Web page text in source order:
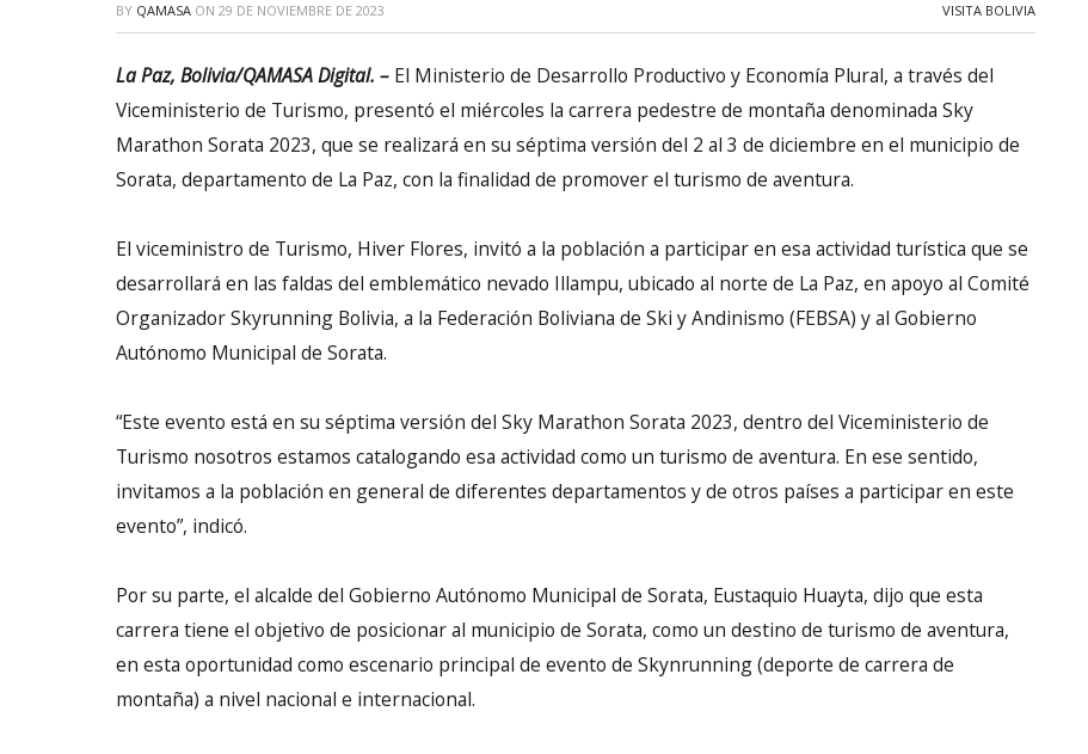
BY QAMASA ON 29 DE NOVIEMBRE DE 2023 VISITA BOLIVIA
La Paz, Bolivia/QAMASA Digital. – El Ministerio de Desarrollo Productivo y Economía Plural, a través del
Viceministerio de Turismo, presentó el miércoles la carrera pedestre de montaña denominada Sky
Marathon Sorata 2023, que se realizará en su séptima versión del 2 al 3 de diciembre en el municipio de
Sorata, departamento de La Paz, con la finalidad de promover el turismo de aventura.
El viceministro de Turismo, Hiver Flores, invitó a la población a participar en esa actividad turística que se
desarrollará en las faldas del emblemático nevado Illampu, ubicado al norte de La Paz, en apoyo al Comité
Organizador Skyrunning Bolivia, a la Federación Boliviana de Ski y Andinismo (FEBSA) y al Gobierno
Autónomo Municipal de Sorata.
“Este evento está en su séptima versión del Sky Marathon Sorata 2023, dentro del Viceministerio de
Turismo nosotros estamos catalogando esa actividad como un turismo de aventura. En ese sentido,
invitamos a la población en general de diferentes departamentos y de otros países a participar en este
evento”, indicó.
Por su parte, el alcalde del Gobierno Autónomo Municipal de Sorata, Eustaquio Huayta, dijo que esta
carrera tiene el objetivo de posicionar al municipio de Sorata, como un destino de turismo de aventura,
en esta oportunidad como escenario principal de evento de Skynrunning (deporte de carrera de
montaña) a nivel nacional e internacional.